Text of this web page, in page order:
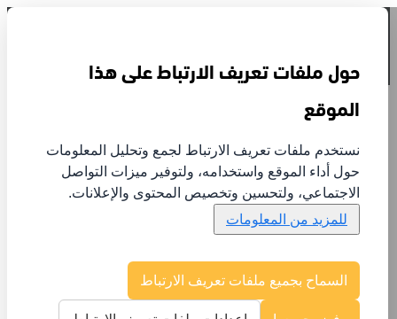
حول ملفات تعريف الارتباط على هذا
الموقع
نستخدم ملفات تعريف الارتباط لجمع وتحليل المعلومات
حول أداء الموقع واستخدامه، ولتوفير ميزات التواصل
الاجتماعي، ولتحسين وتخصيص المحتوى والإعلانات.
للمزيد من المعلومات
السماح بجميع ملفات تعريف الارتباط
تسجيل الدخول
عن الموارد
الخدمات
الإنجازات
تواصل معنا
علاقات المستثمرين